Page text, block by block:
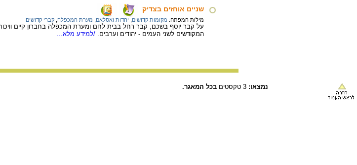
שניים אוחזים בצדיק
מילות המפתח: מקומות קדושים יהדות ואסלאם מערת המכפלה קברי קדושים
על קבר יוסף בשכם, קבר רחל בבית לחם ומערת המכפלה בחברון קיים
המקודשים לשני העמים - יהודים וערבים. /למידע מלא...
נמצאו: בכל המאגר.